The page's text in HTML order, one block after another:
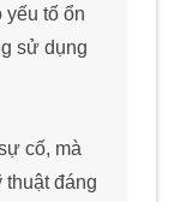
tố ổn
sử dụng
cố, mà
thuật đáng